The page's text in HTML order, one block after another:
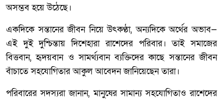
অসম্ভব হয়ে উঠেছে।
একদিকে সন্তানের জীবন নিয়ে উৎকণ্ঠা, অন্যদিকে অর্থের অভাব—
এই দুই দুশ্চিন্তায় দিশেহারা রাশেদের পরিবার। তাই সমাজের
বিত্তবান, হৃদয়বান ও সামর্থ্যবান ব্যক্তিদের কাছে সন্তানের জীবন
বাঁচাতে সহযোগিতার আকুল আবেদন জানিয়েছেন তারা।
পরিবারের সদস্যরা জানান, মানুষের সামান্য সহযোগিতাও রাশেদের